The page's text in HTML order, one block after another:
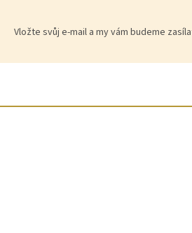
Vložte svůj e-mail a my vám budeme